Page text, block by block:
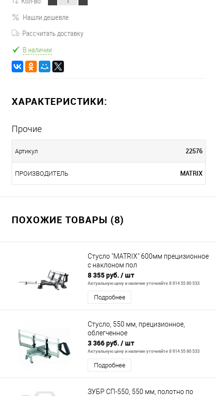
Нашли дешевле
Рассчитать доставку
В наличии
ХАРАКТЕРИСТИКИ:
Прочие
Артикул 22576
ПРОИЗВОДИТЕЛЬ MATRIX
ПОХОЖИЕ ТОВАРЫ (8)
Стусло "MATRIX" 600мм прецизионное
с наклоном пол
8 355 руб. / шт
Актуальную цену и наличие уточняйте 8 914 55 80 533
Подробнее
Стусло, 550 мм, прецизионное,
облегченное
3 366 руб. / шт
Актуальную цену и наличие уточняйте 8 914 55 80 533
Подробнее
ЗУБР СП-550, 550 мм, полотно по